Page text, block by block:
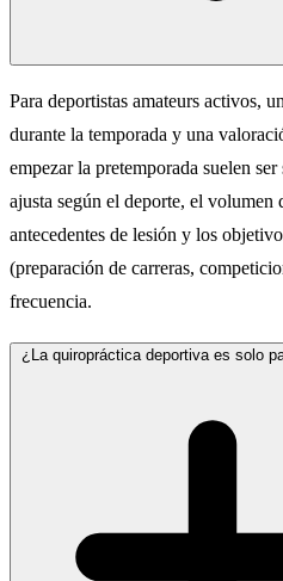
Para deportistas amateurs activos,
durante la temporada y una
empezar la pretemporada suelen
ajusta según el deporte, el volumen
antecedentes de lesión y los
(preparación de carreras,
frecuencia.
¿La quiropráctica deportiva es solo